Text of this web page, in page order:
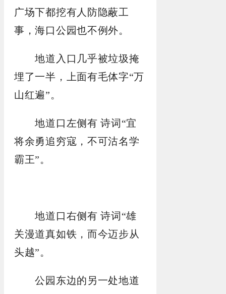
广场下都挖有人防隐蔽工
事，海口公园也不例外。
地道入口几乎被垃圾掩
埋了一半，上面有毛体字“万
山红遍”。
地道口左侧有 诗词“宜
将余勇追穷寇，不可沽名学
霸王”。
地道口右侧有 诗词“雄
关漫道真如铁，而今迈步从
头越”。
公园东边的另一处地道